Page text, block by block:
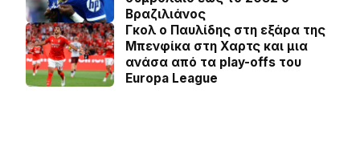
Βραζιλιάνος
Γκολ ο Παυλίδης στη εξάρα της
Μπενφίκα στη Χαρτς και μια
ανάσα από τα play-offs του
Europa League